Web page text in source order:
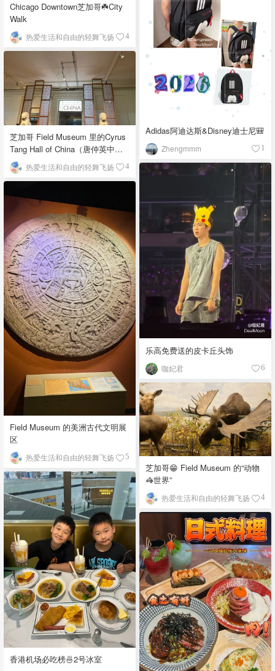
Chicago Downtown芝加哥☘️City
Walk
热爱生活和自由的轻舞飞扬 4
Adidas阿迪达斯&Disney迪士尼🎒
Zhengmmm 1
芝加哥 Field Museum 里的Cyrus
Tang Hall of China（唐仲英中国
馆） 热爱生活和自由的轻舞飞扬 4
乐高免费送的皮卡丘头饰
咖妃君 6
Field Museum 的美洲古代文明展
区
热爱生活和自由的轻舞飞扬 5
芝加哥😁 Field Museum 的“动物
🦓世界”
热爱生活和自由的轻舞飞扬 4
香港机场必吃榜🍜2号冰室